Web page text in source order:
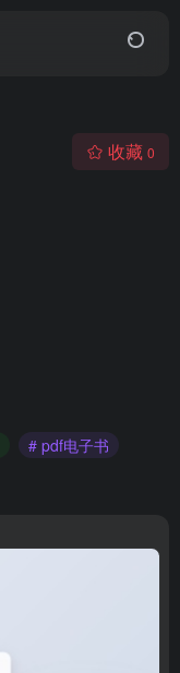
收藏 0
# pdf电子书